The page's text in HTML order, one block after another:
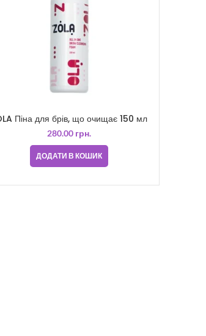
Піна для брів, що очищає 150 мл
280.00 грн.
ДОДАТИ В КОШИК